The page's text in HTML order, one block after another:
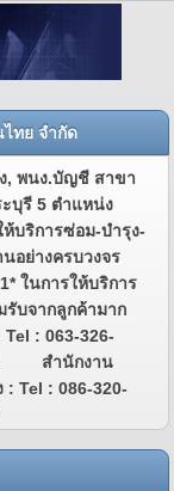
ทย จำกัด
, พนง.บัญชี สาขา
บุรี 5 ตำแหน่ง
บริการซ่อม-บำรุง-
อย่างครบวงจร
ในการให้บริการ
รับจากลูกค้ามาก
: 063-326-
สำนักงาน
: Tel : 086-320-